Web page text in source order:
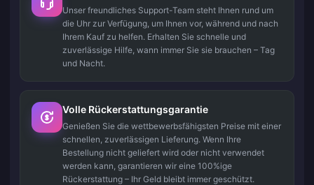
Unser freundliches Support-Team steht Ihnen rund um
die Uhr zur Verfügung, um Ihnen vor, während und nach
Ihrem Kauf zu helfen. Erhalten Sie schnelle und
zuverlässige Hilfe, wann immer Sie sie brauchen – Tag
und Nacht.
Volle Rückerstattungsgarantie
Genießen Sie die wettbewerbsfähigsten Preise mit einer
schnellen, zuverlässigen Lieferung. Wenn Ihre
Bestellung nicht geliefert wird oder nicht verwendet
werden kann, garantieren wir eine 100%ige
Rückerstattung – Ihr Geld bleibt immer geschützt.